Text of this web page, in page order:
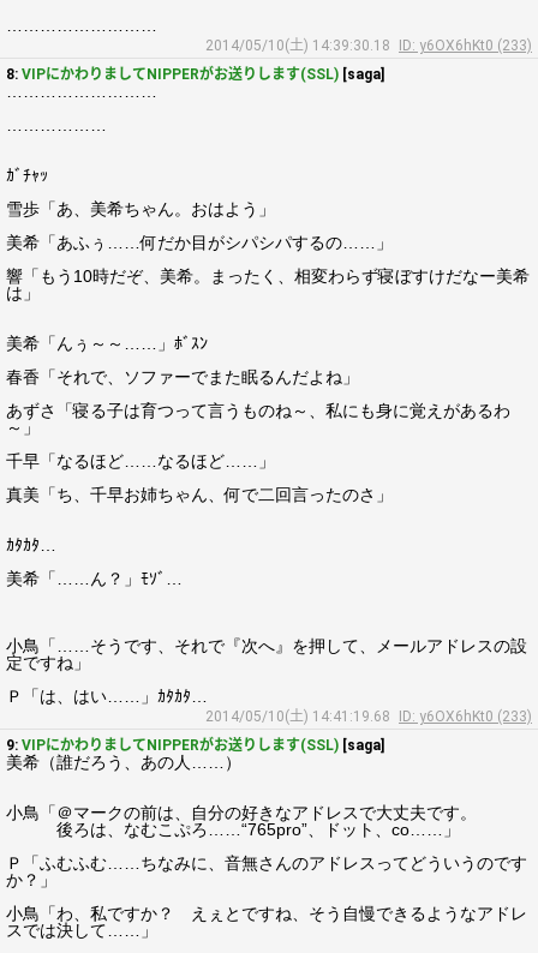
2014/05/10(土) 14:39:30.18
ID: y6OX6hKt0 (233)
8: VIPにかわりましてNIPPERがお送りします(SSL) [saga]
ｶﾞﾁｬｯ
雪歩「あ、美希ちゃん。おはよう」
美希「あふぅ……何だか目がシパシパするの……」
響「もう10時だぞ、美希。まったく、相変わらず寝ぼすけだなー美希
は」
美希「んぅ～～……」ﾎﾞｽﾝ
春香「それで、ソファーでまた眠るんだよね」
あずさ「寝る子は育つって言うものね～、私にも身に覚えがあるわ
～」
千早「なるほど……なるほど……」
真美「ち、千早お姉ちゃん、何で二回言ったのさ」
ｶﾀｶﾀ…
美希「……ん？」ﾓｿﾞ…
小鳥「……そうです、それで『次へ』を押して、メールアドレスの設
定ですね」
Ｐ「は、はい……」ｶﾀｶﾀ…
2014/05/10(土) 14:41:19.68
ID: y6OX6hKt0 (233)
9: VIPにかわりましてNIPPERがお送りします(SSL) [saga]
美希（誰だろう、あの人……）
小鳥「＠マークの前は、自分の好きなアドレスで大丈夫です。
後ろは、なむこぷろ……“765pro”、ドット、co……」
Ｐ「ふむふむ……ちなみに、音無さんのアドレスってどういうのです
か？」
小鳥「わ、私ですか？ えぇとですね、そう自慢できるようなアドレ
スでは決して……」